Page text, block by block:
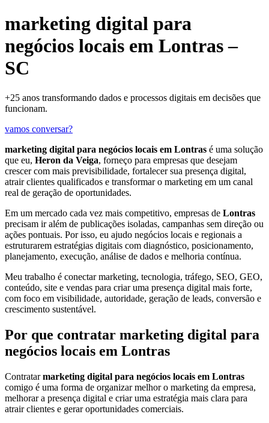
marketing digital para
negócios locais em Lontras –
SC
+25 anos transformando dados e processos digitais em decisões que
funcionam.
vamos conversar?
marketing digital para negócios locais em Lontras é uma solução
que eu, Heron da Veiga, forneço para empresas que desejam
crescer com mais previsibilidade, fortalecer sua presença digital,
atrair clientes qualificados e transformar o marketing em um canal
real de geração de oportunidades.
Em um mercado cada vez mais competitivo, empresas de Lontras
precisam ir além de publicações isoladas, campanhas sem direção ou
ações pontuais. Por isso, eu ajudo negócios locais e regionais a
estruturarem estratégias digitais com diagnóstico, posicionamento,
planejamento, execução, análise de dados e melhoria contínua.
Meu trabalho é conectar marketing, tecnologia, tráfego, SEO, GEO,
conteúdo, site e vendas para criar uma presença digital mais forte,
com foco em visibilidade, autoridade, geração de leads, conversão e
crescimento sustentável.
Por que contratar marketing digital para
negócios locais em Lontras
Contratarmarketing digital para negócios locais em Lontras
comigo é uma forma de organizar melhor o marketing da empresa,
melhorar a presença digital e criar uma estratégia mais clara para
atrair clientes e gerar oportunidades comerciais.